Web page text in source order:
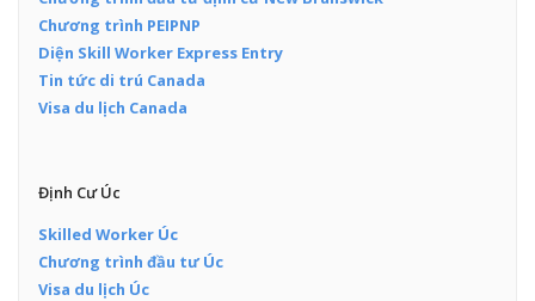
Chương trình PEIPNP
Diện Skill Worker Express Entry
Tin tức di trú Canada
Visa du lịch Canada
Định Cư Úc
Skilled Worker Úc
Chương trình đầu tư Úc
Visa du lịch Úc